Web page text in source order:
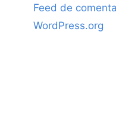
Feed de
WordPress.org